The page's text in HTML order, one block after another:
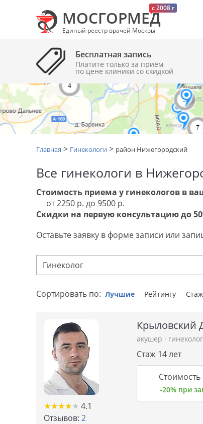
c 2008 г
МОСГОРМЕД
Единый реестр врачей Москвы
Бесплатная запись
Платите только за приём
по цене клиники cо скидкой
Главная > Гинекологи > район Нижегородский
Все гинекологи в
Стоимость приема у гинекологов в
от 2250 р. до 9500 р.
Скидки на первую консультацию до
Оставьте заявку в форме записи или
Гинеколог
Сортировать по: Лучшие Рейтингу
★★★★★
★★★★★ 4.1
Отзывов: 2
Крыловский
акушер · гинеколог
Стаж 14 лет
-20% при